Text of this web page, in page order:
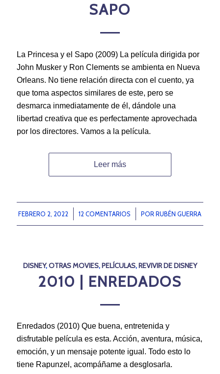
SAPO
La Princesa y el Sapo (2009) La película dirigida por
John Musker y Ron Clements se ambienta en Nueva
Orleans. No tiene relación directa con el cuento, ya
que toma aspectos similares de este, pero se
desmarca inmediatamente de él, dándole una
libertad creativa que es perfectamente aprovechada
por los directores. Vamos a la película.
Leer más
FEBRERO 2, 2022
/ 12 COMENTARIOS
/ PORRUBÉN GUERRA
DISNEY,OTRAS MOVIES,PELÍCULAS,REVIVIR DE DISNEY
2010 | ENREDADOS
Enredados (2010) Que buena, entretenida y
disfrutable película es esta. Acción, aventura, música,
emoción, y un mensaje potente igual. Todo esto lo
tiene Rapunzel, acompáñame a desglosarla.